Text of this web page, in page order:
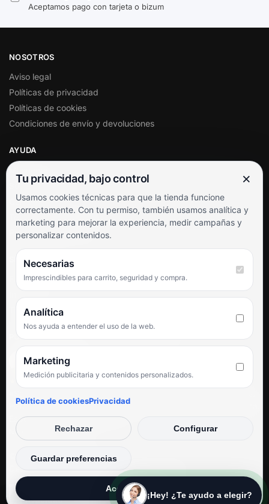
Aceptamos pago con tarjeta o bizum
NOSOTROS
Aviso legal
Políticas de privacidad
Políticas de cookies
Condiciones de envío y devoluciones
AYUDA
Soporte al cliente
Contacto
Términos y condiciones
Preguntas frecuentes
SÍGUENOS
Facebook
TikTok
PUNTUACIÓN DE 4,6 SOBRE 5 EN GOOGLE
★★★★★
Hemos comprado en varias ocasiones y siempre dan respuesta.
Espectacular, servicio de 10.»
Iván Rodríguez Ramos
© Electrodirecto 2026
Desarrollo y mantenimiento por SitiosWebPRO
¡Hey! ¿Te ayudo a elegir?
Tu privacidad, bajo control ×
Usamos cookies técnicas para que la tienda funcione
correctamente. Con tu permiso, también usamos analítica y
marketing para mejorar la experiencia, medir campañas y
personalizar contenidos.
Necesarias
Imprescindibles para carrito, seguridad y compra.
Analítica
Nos ayuda a entender el uso de la web.
Marketing
Medición publicitaria y contenidos personalizados.
Política de cookiesPrivacidad
Rechazar Configurar
Guardar preferencias
Aceptar todas
Privacidad